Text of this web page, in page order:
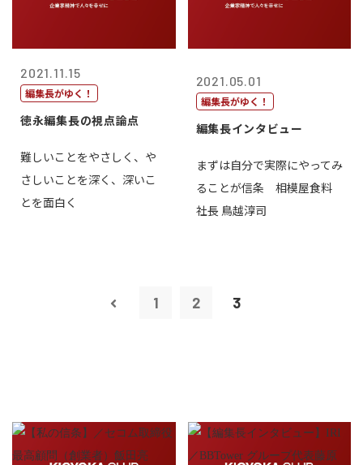
2021.11.15
編集長がゆく！
徳永編集長の視点論点
難しいことをやさしく、や
さしいことを深く、深いこ
とを面白く
2021.05.01
編集長がゆく！
編集長インタビュー
まずは自分で実際にやってみ
ることが信条 相模屋食料
社長 鳥越淳司
1 2 3